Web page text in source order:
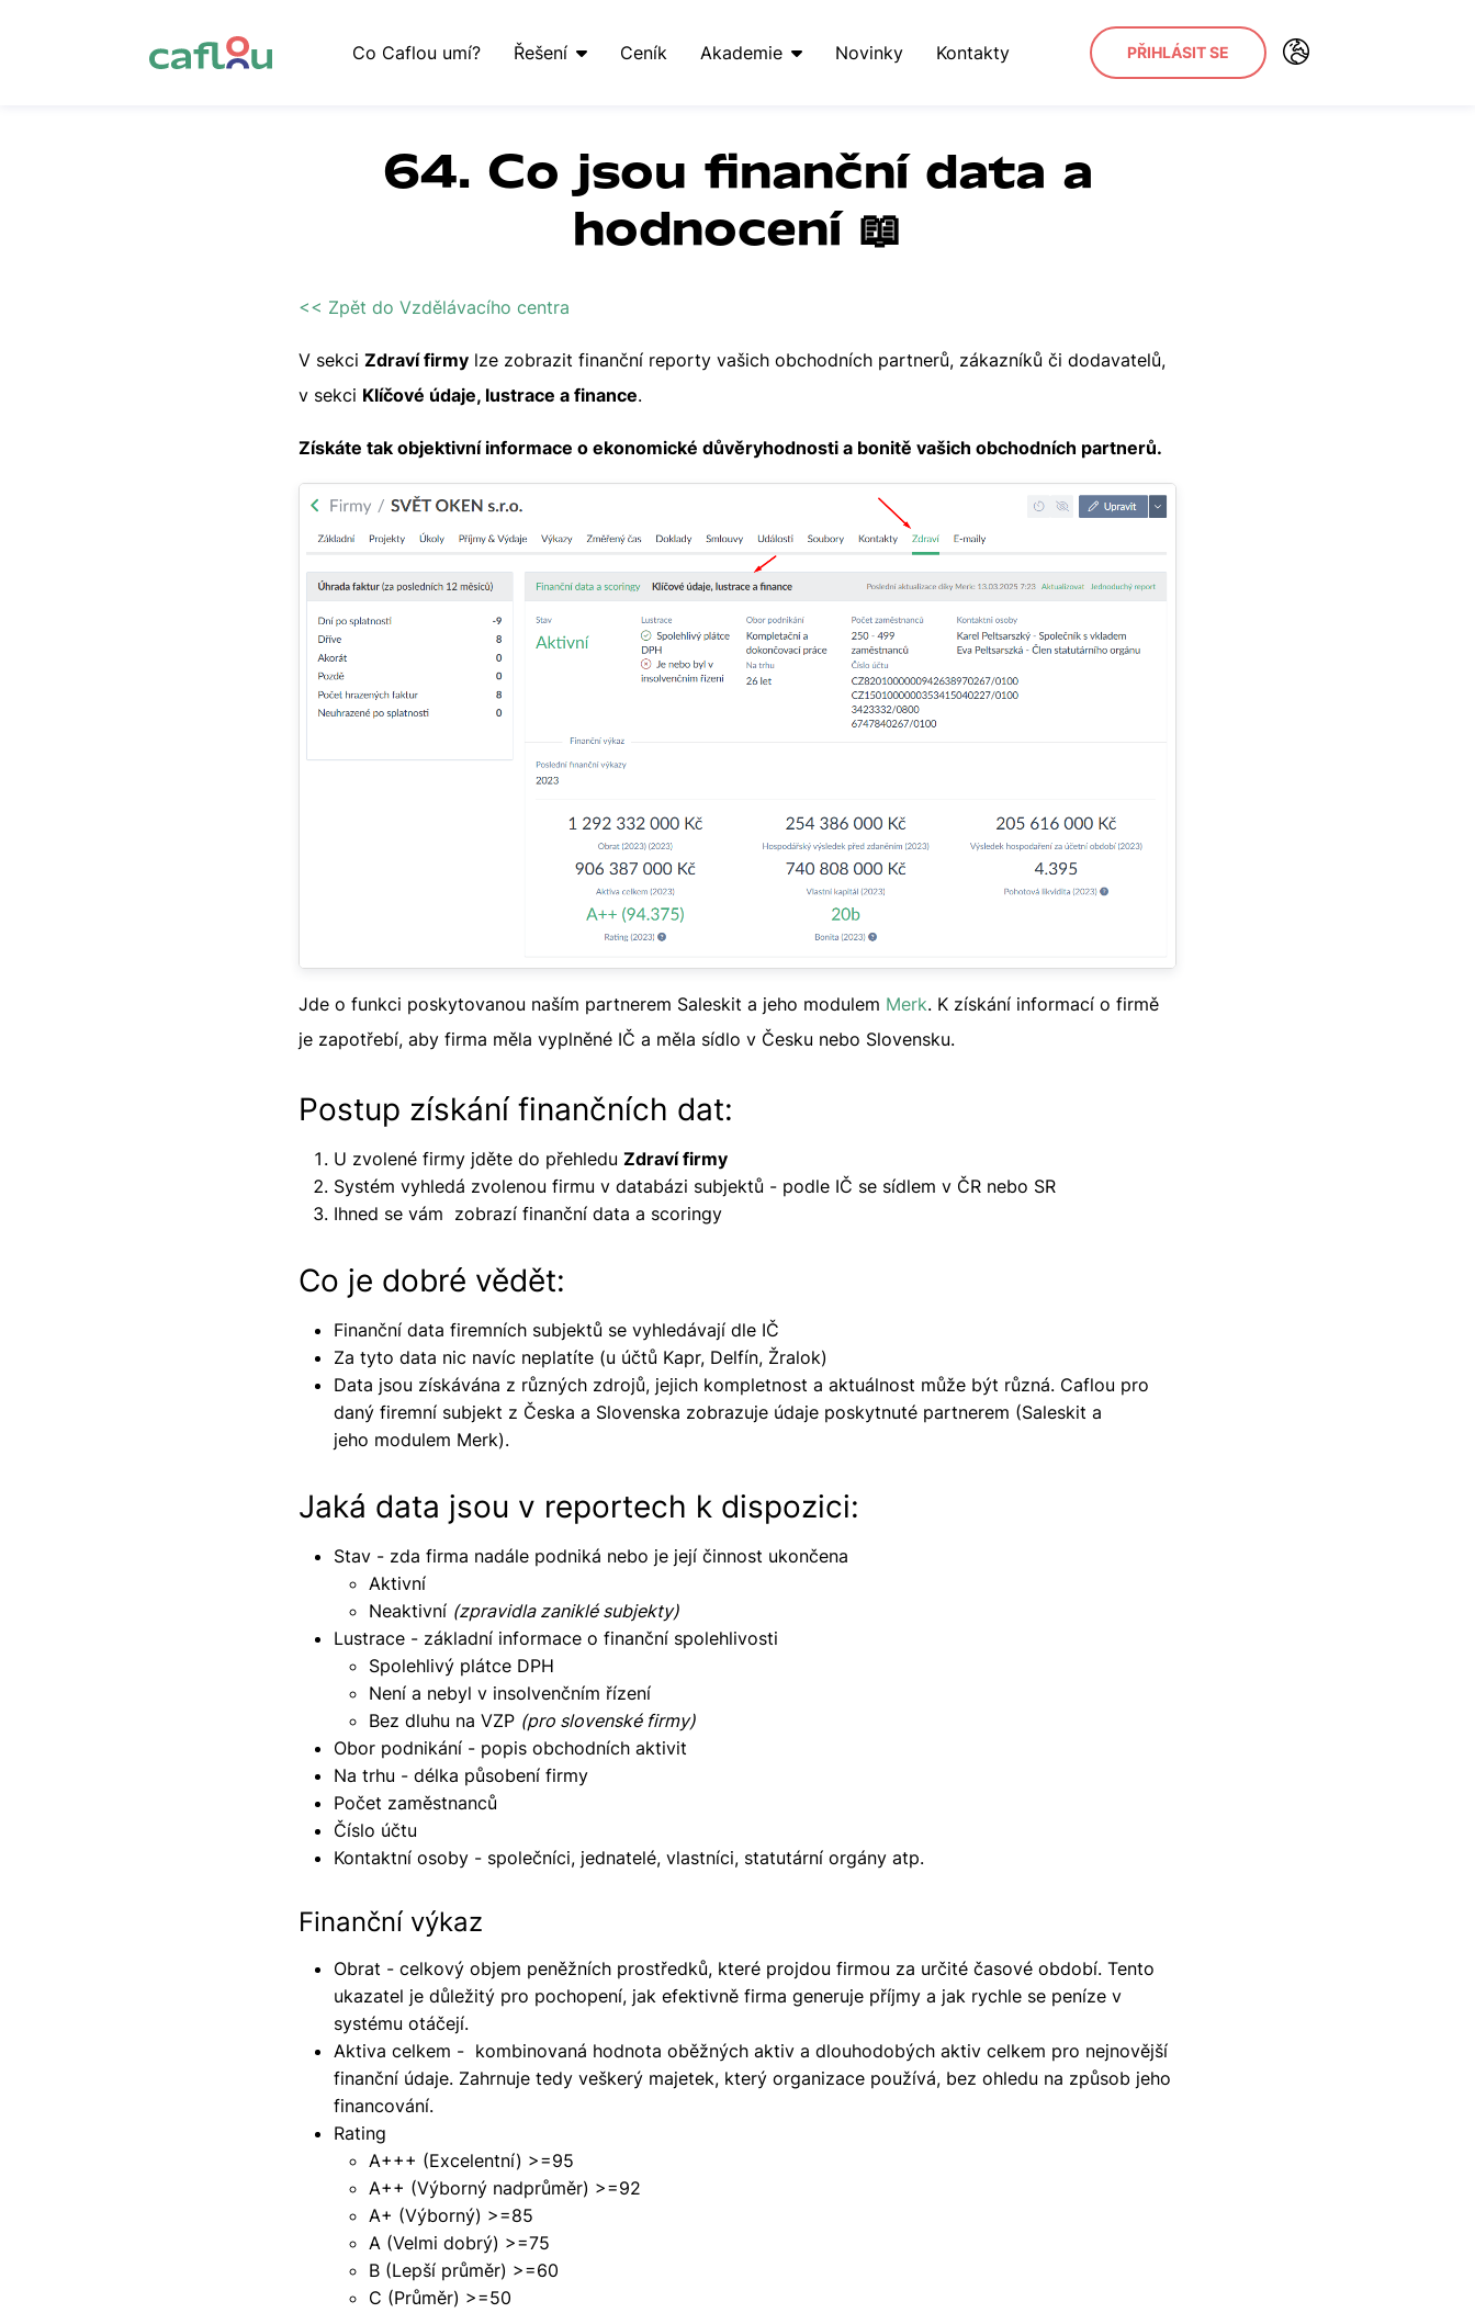
Co Caflou umí? Řešení Ceník Akademie Novinky Kontakty PŘIHLÁSIT SE
64. Co jsou finanční data a
hodnocení 📖
<< Zpět do Vzdělávacího centra
V sekci Zdraví firmy lze zobrazit finanční reporty vašich obchodních partnerů, zákazníků či dodavatelů,
v sekci Klíčové údaje, lustrace a finance.
Získáte tak objektivní informace o ekonomické důvěryhodnosti a bonitě vašich obchodních partnerů.
Jde o funkci poskytovanou naším partnerem Saleskit a jeho modulem Merk. K získání informací o firmě
je zapotřebí, aby firma měla vyplněné IČ a měla sídlo v Česku nebo Slovensku.
Postup získání finančních dat:
U zvolené firmy jděte do přehledu Zdraví firmy
Systém vyhledá zvolenou firmu v databázi subjektů - podle IČ se sídlem v ČR nebo SR
Ihned se vám zobrazí finanční data a scoringy
Co je dobré vědět:
Finanční data firemních subjektů se vyhledávají dle IČ
Za tyto data nic navíc neplatíte (u účtů Kapr, Delfín, Žralok)
Data jsou získávána z různých zdrojů, jejich kompletnost a aktuálnost může být různá. Caflou pro
daný firemní subjekt z Česka a Slovenska zobrazuje údaje poskytnuté partnerem (Saleskit a
jeho modulem Merk).
Jaká data jsou v reportech k dispozici:
Stav - zda firma nadále podniká nebo je její činnost ukončena
Aktivní
Neaktivní (zpravidla zaniklé subjekty)
Lustrace - základní informace o finanční spolehlivosti
Spolehlivý plátce DPH
Není a nebyl v insolvenčním řízení
Bez dluhu na VZP (pro slovenské firmy)
Obor podnikání - popis obchodních aktivit
Na trhu - délka působení firmy
Počet zaměstnanců
Číslo účtu
Kontaktní osoby - společníci, jednatelé, vlastníci, statutární orgány atp.
Finanční výkaz
Obrat - celkový objem peněžních prostředků, které projdou firmou za určité časové období. Tento
ukazatel je důležitý pro pochopení, jak efektivně firma generuje příjmy a jak rychle se peníze v
systému otáčejí.
Aktiva celkem - kombinovaná hodnota oběžných aktiv a dlouhodobých aktiv celkem pro nejnovější
finanční údaje. Zahrnuje tedy veškerý majetek, který organizace používá, bez ohledu na způsob jeho
financování.
Rating
A+++ (Excelentní) >=95
A++ (Výborný nadprůměr) >=92
A+ (Výborný) >=85
A (Velmi dobrý) >=75
B (Lepší průměr) >=60
C (Průměr) >=50